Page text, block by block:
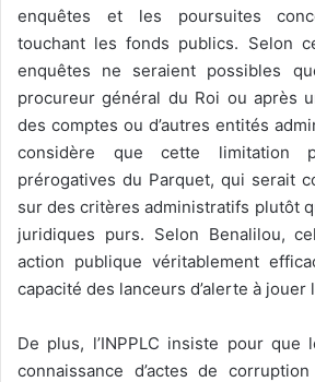
enquêtes et les poursuites
touchant les fonds publics. Selon
enquêtes ne seraient possibles
procureur général du Roi ou après
des comptes ou d’autres entités
considère que cette limitation
prérogatives du Parquet, qui serait
sur des critères administratifs plutôt
juridiques purs. Selon Benalilou,
action publique véritablement
capacité des lanceurs d’alerte à jouer
De plus, l’INPPLC insiste pour que
connaissance d’actes de